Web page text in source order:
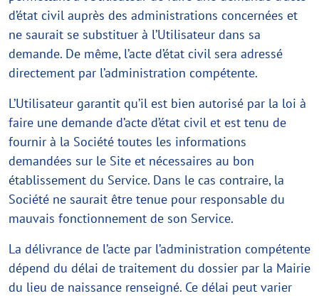
d’état civil auprès des administrations concernées et
ne saurait se substituer à l’Utilisateur dans sa
demande. De même, l’acte d’état civil sera adressé
directement par l’administration compétente.
L’Utilisateur garantit qu’il est bien autorisé par la loi à
faire une demande d’acte d’état civil et est tenu de
fournir à la Société toutes les informations
demandées sur le Site et nécessaires au bon
établissement du Service. Dans le cas contraire, la
Société ne saurait être tenue pour responsable du
mauvais fonctionnement de son Service.
La délivrance de l’acte par l’administration compétente
dépend du délai de traitement du dossier par la Mairie
du lieu de naissance renseigné. Ce délai peut varier